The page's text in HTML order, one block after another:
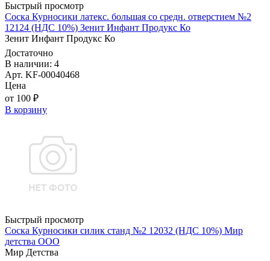
Быстрый просмотр
Соска Курносики латекс. большая со средн. отверстием №2
12124 (НДС 10%) Зенит Инфант Продукс Ко
Зенит Инфант Продукс Ко
Достаточно
В наличии: 4
Арт. KF-00040468
Цена
от 100 ₽
В корзину
Быстрый просмотр
Соска Курносики силик станд №2 12032 (НДС 10%) Мир
детства ООО
Мир Детства